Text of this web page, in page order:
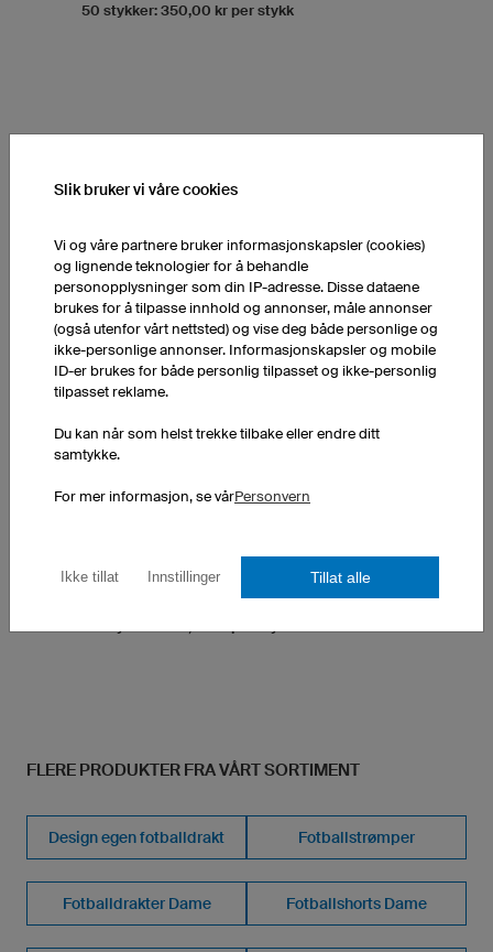
50 stykker: 350,00 kr per stykk
K-TEX (pustende, ultra.dry)
1 stykk: 550,00 kr per stykk
10 stykker: 430,00 kr per stykk
FLERE PRODUKTER FRA VÅRT SORTIMENT
Design egen fotballdrakt Fotballstrømper
Fotballdrakter Dame Fotballshorts Dame
Slik bruker vi våre cookies
Vi og våre partnere bruker informasjonskapsler (cookies)
og lignende teknologier for å behandle
personopplysninger som din IP-adresse. Disse dataene
brukes for å tilpasse innhold og annonser, måle annonser
(også utenfor vårt nettsted) og vise deg både personlige og
ikke-personlige annonser. Informasjonskapsler og mobile
ID-er brukes for både personlig tilpasset og ikke-personlig
tilpasset reklame.
Du kan når som helst trekke tilbake eller endre ditt
samtykke.
For mer informasjon, se vårPersonvern
Ikke tillat Innstillinger Tillat alle